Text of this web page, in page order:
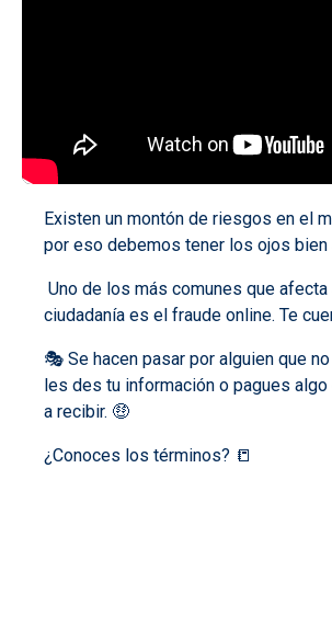
Existen un montón de riesgos en el
por eso debemos tener los ojos bien
Uno de los más comunes que afecta
ciudadanía es el fraude online. Te
🎭 Se hacen pasar por alguien que
les des tu información o pagues algo
a recibir. 🤑
¿Conoces los términos? 📒